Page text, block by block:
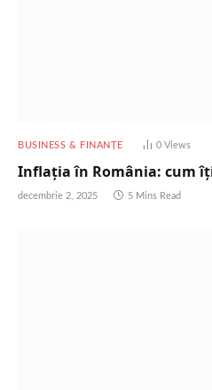
BUSINESS & FINANȚE 0 Views
Inflația în România: cum
decembrie 2, 2025 5 Mins Read